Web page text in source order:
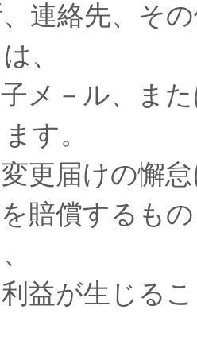
連絡先、そ
、
メ－ル、ま
す。
更届けの懈
賠償するも
益が生じる